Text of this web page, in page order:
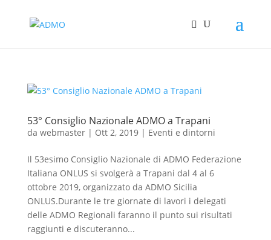
53° Consiglio Nazionale ADMO a Trapani
da webmaster| Ott 2, 2019| Eventi e dintorni
Il 53esimo Consiglio Nazionale di ADMO Federazione
Italiana ONLUS si svolgerà a Trapani dal 4 al 6
ottobre 2019, organizzato da ADMO Sicilia
ONLUS.Durante le tre giornate di lavori i delegati
delle ADMO Regionali faranno il punto sui risultati
raggiunti e discuteranno...